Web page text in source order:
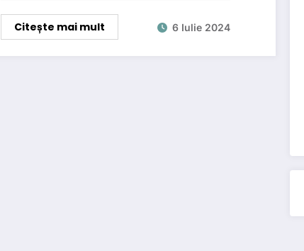
Citește mai mult 6 Iulie 2024